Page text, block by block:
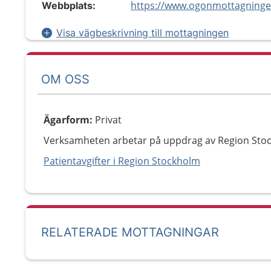
Webbplats: https://
Visa vägbeskrivning till mottagningen
OM OSS
Ägarform: Privat
Verksamheten arbetar på uppdrag av Region
Patientavgifter i Region Stockholm
RELATERADE MOTTAGNINGAR